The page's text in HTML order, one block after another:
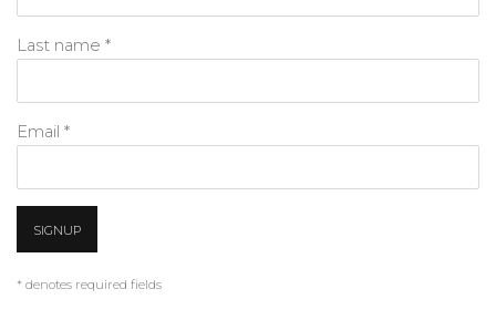
Last name *
Email *
SIGNUP
* denotes required fields